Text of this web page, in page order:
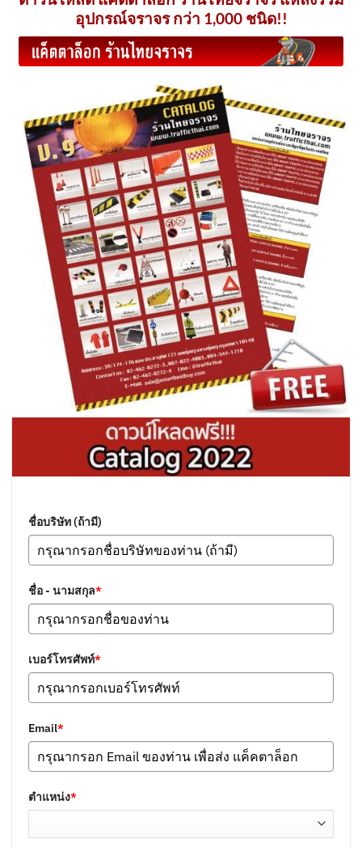
อุปกรณ์จราจร กว่า 1,000 ชนิด!!
ชื่อบริษัท (ถ้ามี)
ชื่อ - นามสกุล*
เบอร์โทรศัพท์*
Email*
ตำแหน่ง*